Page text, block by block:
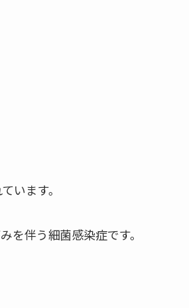
います。
を伴う細菌感染症です。